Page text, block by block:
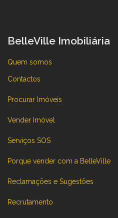
BelleVille Imobiliária
Quem somos
Contactos
Procurar Imóveis
Vender Imóvel
Serviços SOS
Porque vender com a BelleVille
Reclamações e Sugestões
Recrutamento